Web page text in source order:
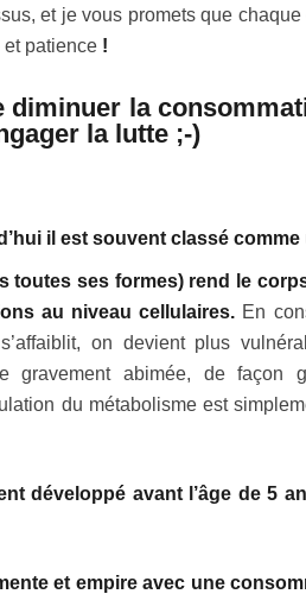
et je vous promets que
patience !
la
la lutte ;-)
il est souvent classé
toutes ses formes) rend le
au niveau cellulaires. En
on devient plus
gravement abimée, de façon
du métabolisme est
développé avant l’âge de 5
et empire avec une